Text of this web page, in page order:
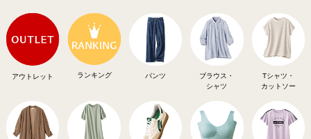
アウトレット ランキング パンツ
ブラウス・
シャツ
Tシャツ・
カットソー